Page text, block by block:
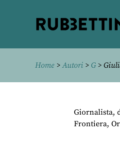
Home >Autori > G>
Giornalista,
Frontiera,